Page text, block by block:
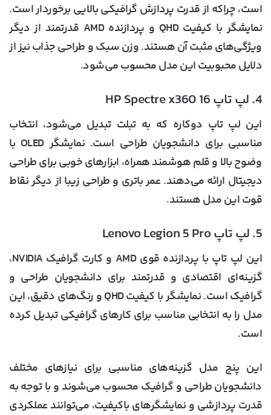
است، چراکه از قدرت پردازش گرافیکی بالایی برخوردار است.
نمایشگر با کیفیت QHD و پردازنده AMD قدرتمند از دیگر
ویژگی‌های مثبت آن هستند. وزن سبک و طراحی جذاب نیز از
دلایل محبوبیت این مدل محسوب می‌شود.
4. لپ تاپ HP Spectre x360 16
این لپ تاپ دوکاره که به تبلت تبدیل می‌شود، انتخاب
مناسبی برای دانشجویان طراحی است. نمایشگر OLED با
وضوح بالا و قلم هوشمند همراه، ابزارهای خوبی برای طراحی
دیجیتال ارائه می‌دهند. عمر باتری و طراحی زیبا از دیگر نقاط
قوت این مدل هستند.
5. لپ تاپ Lenovo Legion 5 Pro
این لپ تاپ با پردازنده قوی AMD و کارت گرافیک NVIDIA،
گزینه‌ای اقتصادی و قدرتمند برای دانشجویان طراحی و
گرافیک است. نمایشگر با کیفیت QHD و رنگ‌های دقیق، این
مدل را به انتخابی مناسب برای کارهای گرافیکی تبدیل کرده
است.
این پنج مدل گزینه‌های مناسبی برای نیازهای مختلف
دانشجویان طراحی و گرافیک محسوب می‌شوند و با توجه به
قدرت پردازشی و نمایشگرهای باکیفیت، می‌توانند عملکردی